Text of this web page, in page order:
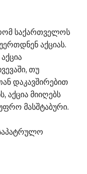
რომ საქართველოს
აქციას.
თუ
დაკავშირებით
მიიღებს
მასშტაბური.